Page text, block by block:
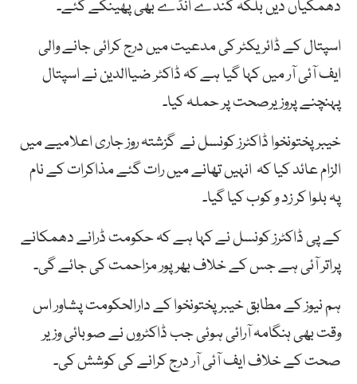
دھمکیاں دیں بلکہ گندے انڈے بھی پھینکے گئے۔
اسپتال کے ڈائریکٹر کی مدعیت میں درج کرائی جانے والی
ایف آئی آر میں کہا گیا ہے کہ ڈاکٹر ضیاالدین نے اسپتال
پہنچنے پروزیرصحت پر حملہ کیا۔
خیبرپختونخوا ڈاکٹرز کونسل نے گزشتہ روز جاری اعلامیے میں
الزام عائد کیا کہ انہیں تھانے میں رات گئے مذاکرات کے نام
پہ بلوا کر زد و کوب کیا گیا۔
کے پی ڈاکٹرز کونسل نے کہا ہے کہ حکومت ڈرانے دھمکانے
پراتر آئی ہے جس کے خلاف بھرپور مزاحمت کی جائے گی۔
ہم نیوز کے مطابق خیبرپختونخوا کے دارالحکومت پشاور اس
وقت بھی ہنگامہ آرائی ہوئی جب ڈاکٹروں نے صوبائی وزیر
صحت کے خلاف ایف آئی آر درج کرانے کی کوشش کی۔